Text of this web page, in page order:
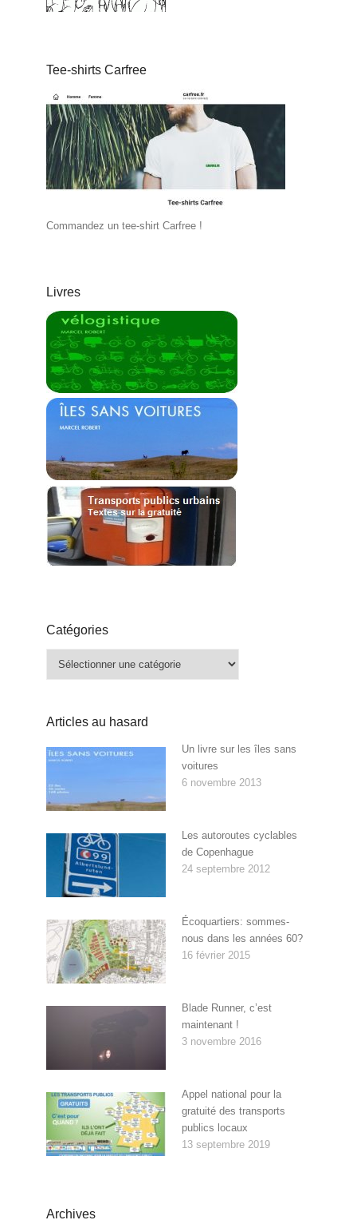
Tee-shirts Carfree
Commandez un tee-shirt Carfree !
Livres
Catégories
Articles au hasard
Un livre sur les îles sans
voitures
6 novembre 2013
Les autoroutes cyclables
de Copenhague
24 septembre 2012
Écoquartiers: sommes-
nous dans les années 60?
16 février 2015
Blade Runner, c’est
maintenant !
3 novembre 2016
Appel national pour la
gratuité des transports
publics locaux
13 septembre 2019
Archives